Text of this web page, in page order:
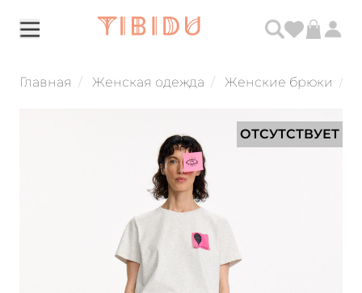
Главная Женская одежда Женские брюки
ОТСУТСТВУЕТ